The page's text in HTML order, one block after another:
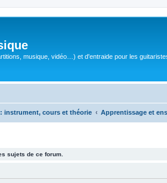
musique, vidéo…) et d'entraide pour les
instrument, cours et théorie Apprentissage et
sujets de ce forum.